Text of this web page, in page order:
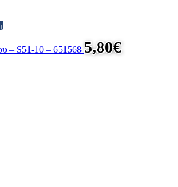
– S51-10 – 651568 5,80€